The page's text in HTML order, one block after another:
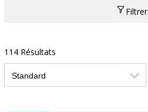
Filtrer
114 Résultats